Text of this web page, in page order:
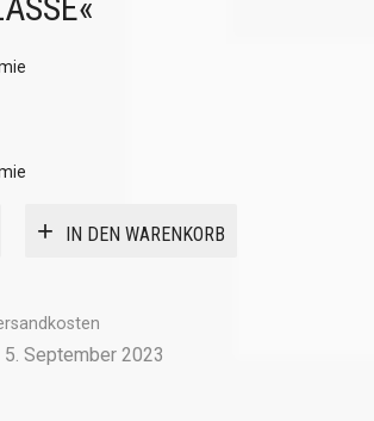
IN DEN WARENKORB
September 2023